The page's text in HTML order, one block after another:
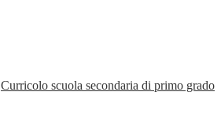
Curricolo scuola secondaria di primo grado